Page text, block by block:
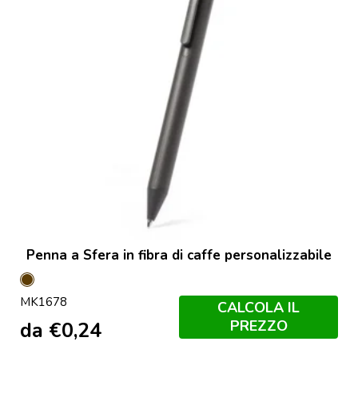
Penna a Sfera in fibra di caffe personalizzabile
Marron
MK1678
da €0,24
CALCOLA IL
PREZZO